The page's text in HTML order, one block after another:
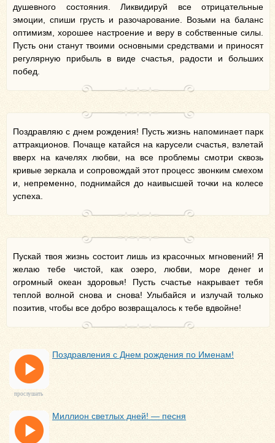
душевного состояния. Ликвидируй все отрицательные
эмоции, спиши грусть и разочарование. Возьми на баланс
оптимизм, хорошее настроение и веру в собственные силы.
Пусть они станут твоими основными средствами и приносят
регулярную прибыль в виде счастья, радости и больших
побед.
Поздравляю с днем рождения! Пусть жизнь напоминает парк
аттракционов. Почаще катайся на карусели счастья, взлетай
вверх на качелях любви, на все проблемы смотри сквозь
кривые зеркала и сопровождай этот процесс звонким смехом
и, непременно, поднимайся до наивысшей точки на колесе
успеха.
Пускай твоя жизнь состоит лишь из красочных мгновений! Я
желаю тебе чистой, как озеро, любви, море денег и
огромный океан здоровья! Пусть счастье накрывает тебя
теплой волной снова и снова! Улыбайся и излучай только
позитив, чтобы все добро возвращалось к тебе вдвойне!
Поздравления с Днем рождения по Именам!
прослушать
Миллион светлых дней! — песня